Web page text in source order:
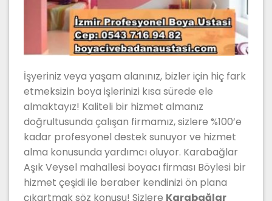
İşyeriniz veya yaşam alanınız, bizler için hiç fark
etmeksizin boya işlerinizi kısa sürede ele
almaktayız! Kaliteli bir hizmet almanız
doğrultusunda çalışan firmamız, sizlere %100’e
kadar profesyonel destek sunuyor ve hizmet
alma konusunda yardımcı oluyor. Karabağlar
Aşık Veysel mahallesi boyacı firması Böylesi bir
hizmet çeşidi ile beraber kendinizi ön plana
çıkartmak söz konusu! Sizlere Karabağlar